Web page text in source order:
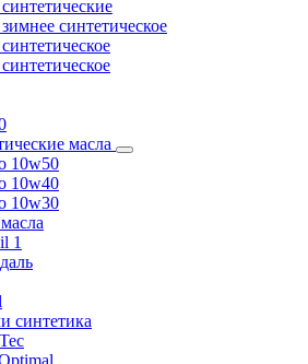
синтетическое
масла
10w50
10w40
10w30
1
синтетика